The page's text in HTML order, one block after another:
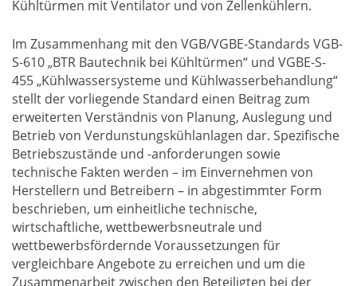
Kühltürmen mit Ventilator und von Zellenkühlern.
Im Zusammenhang mit den VGB/VGBE-Standards VGB-
S-610 „BTR Bautechnik bei Kühltürmen“ und VGBE-S-
455 „Kühlwassersysteme und Kühlwasserbehandlung“
stellt der vorliegende Standard einen Beitrag zum
erweiterten Verständnis von Planung, Auslegung und
Betrieb von Verdunstungskühlanlagen dar. Spezifische
Betriebszustände und -anforderungen sowie
technische Fakten werden – im Einvernehmen von
Herstellern und Betreibern – in abgestimmter Form
beschrieben, um einheitliche technische,
wirtschaftliche, wettbewerbsneutrale und
wettbewerbsfördernde Voraussetzungen für
vergleichbare Angebote zu erreichen und um die
Zusammenarbeit zwischen den Beteiligten bei der